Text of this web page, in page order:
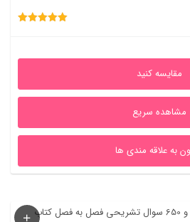
1,562,000ریال
مقایسه کنید
مشاهده سریع
به علاقه مندی ها